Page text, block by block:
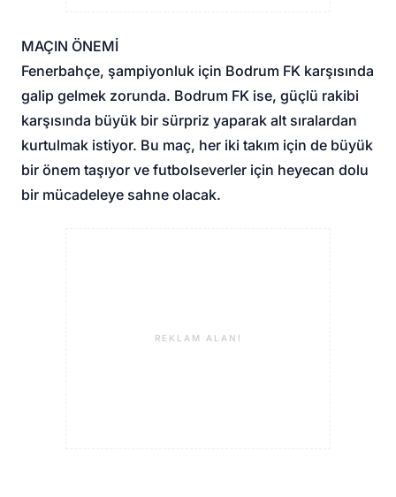
MAÇIN ÖNEMİ
Fenerbahçe, şampiyonluk için Bodrum FK karşısında
galip gelmek zorunda. Bodrum FK ise, güçlü rakibi
karşısında büyük bir sürpriz yaparak alt sıralardan
kurtulmak istiyor. Bu maç, her iki takım için de büyük
bir önem taşıyor ve futbolseverler için heyecan dolu
bir mücadeleye sahne olacak.
REKLAM ALANI